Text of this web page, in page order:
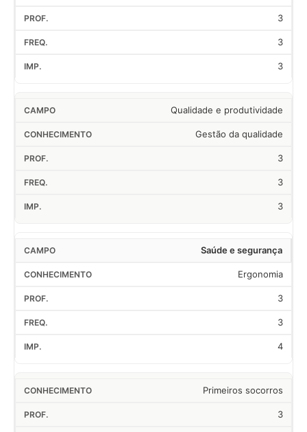
3
3
3
Qualidade e produtividade
Gestão da qualidade
3
3
3
Saúde e segurança
Ergonomia
3
3
4
Primeiros socorros
3